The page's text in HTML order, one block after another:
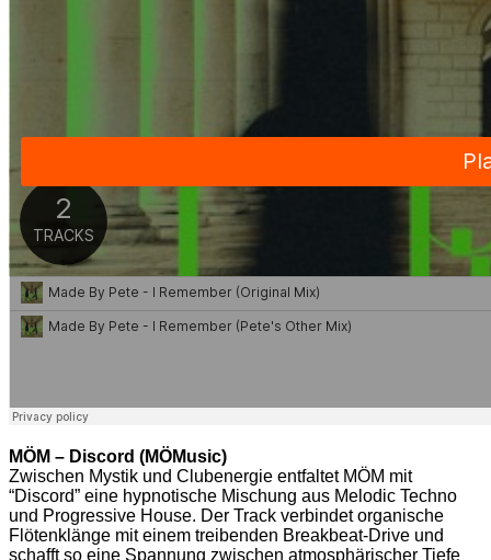
MÖM – Discord (MÖMusic)
Zwischen Mystik und Clubenergie entfaltet MÖM mit
“Discord” eine hypnotische Mischung aus Melodic Techno
und Progressive House. Der Track verbindet organische
Flötenklänge mit einem treibenden Breakbeat-Drive und
schafft so eine Spannung zwischen atmosphärischer Tiefe